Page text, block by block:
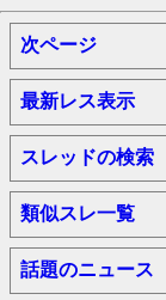
次ページ
最新レス表示
スレッドの検索
類似スレ一覧
話題のニュース